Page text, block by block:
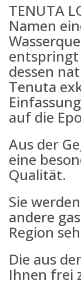
TENUTA
Namen
dessen
Tenuta
auf die
Aus der
eine
Qualität.
Sie
andere
Region
Die aus
Ihnen frei